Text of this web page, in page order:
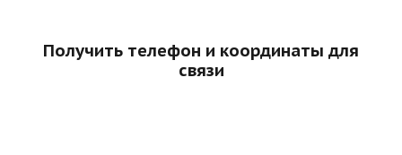
Получить телефон и координаты для
связи